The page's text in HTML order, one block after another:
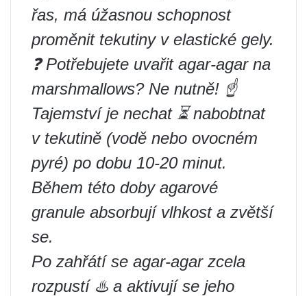
řas, má úžasnou schopnost
proměnit tekutiny v elastické gely.
❓ Potřebujete uvařit agar-agar na
marshmallows? Ne nutně! ☝️
Tajemství je nechat ⏳ nabobtnat
v tekutině (vodě nebo ovocném
pyré) po dobu 10-20 minut.
Během této doby agarové
granule absorbují vlhkost a zvětší
se.
Po zahřátí se agar-agar zcela
rozpustí ♨️ a aktivují se jeho